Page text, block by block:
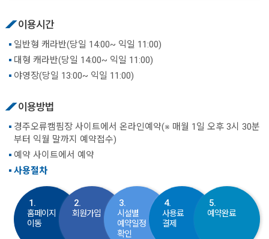
이용시간
일반형 캐라반(당일 14:00~ 익일 11:00)
대형 캐라반(당일 14:00~ 익일 11:00)
야영장(당일 13:00~ 익일 11:00)
이용방법
경주오류캠핌장 사이트에서 온라인예약(※ 매월 1일 오후 3시 30분
부터 익월 말까지 예약접수)
예약 사이트에서 예약
사용절차
1.
홈페이지
이동
2.
회원가입
3.
시설별
예약일정
확인
4.
사용료
결제
5.
예약완료